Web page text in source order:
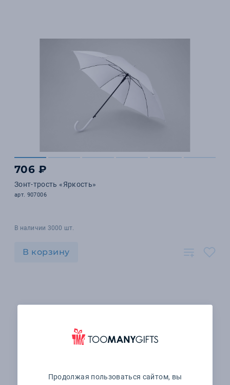
706 ₽
Зонт-трость «Яркость»
арт. 907006
В наличии 3000 шт.
В корзину
Продолжая пользоваться сайтом, вы